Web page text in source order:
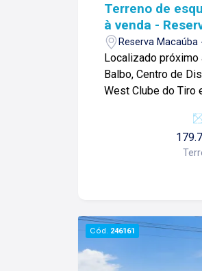
Terreno de
à venda -
Reserva
Localizado próximo
Balbo, Centro de
West Clube do Tiro
Espaço amplo; -De
agendar visita, entre
Cód. 246161